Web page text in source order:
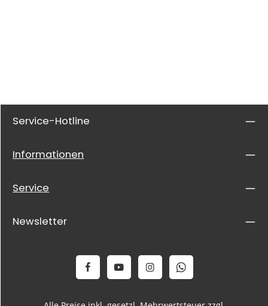
Service-Hotline
Informationen
Service
Newsletter